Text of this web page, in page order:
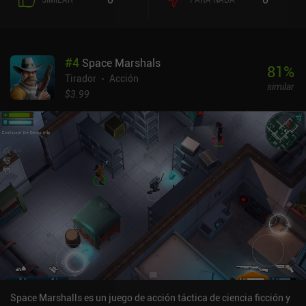
cronometradas, y los logros se han hecho más fáciles de
secundaria, herramientas adicionales y la opción de entrar en
modo sigilo en cualquier momento. Los enemigos se comportan
exactamente como esperamos de ellos y no demuestran un alto
trampas y atraerlos a su perdición final es tan divertido como
debería. Como en el predecesor, desbloqueamos nuevas armas
completando misiones, lo que a menudo requiere volver a jugar un
nivel varias veces.En iOS, Space Marshals 2 se monetiza mediante
un pago inicial de 2,99 dólares y un único iAP de 2,99 dólares para
misiones adicionales. En Android, el juego tiene una versión de
prueba gratuita con publicidad, con la historia principal completa
y campañas de bonificación desbloqueadas a través de iAPs. El
juego está a menudo en oferta, así que si te gustó Space Marshals,
no hay razón para ignorar la secuela.
#4 Space Marshals
Tirador
Acción
$3.99
81%
similar
Space Marshalls es un juego de acción táctica de ciencia ficción y